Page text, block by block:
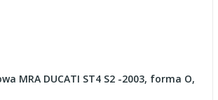
MRA DUCATI ST4 S2 -2003, forma O,